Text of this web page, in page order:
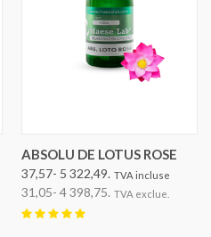
ABSOLU DE LOTUS ROSE
37,57- 5 322,49. TVA incluse
31,05- 4 398,75. TVA exclue.